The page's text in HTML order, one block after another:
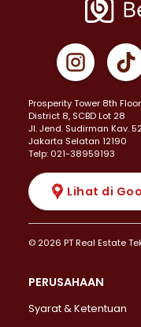
Prosperity Tower 8th Floor
District 8, SCBD Lot 28
JI. Jend. Sudirman Kav.
Jakarta Selatan 12190
Telp: 021-38959193
Lihat di
© 2026 PT Real Estate
PERUSAHAAN
Syarat & Ketentuan